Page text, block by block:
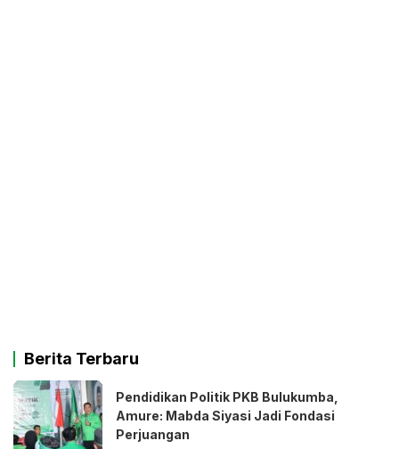
Berita Terbaru
Pendidikan Politik PKB Bulukumba,
Amure: Mabda Siyasi Jadi Fondasi
Perjuangan